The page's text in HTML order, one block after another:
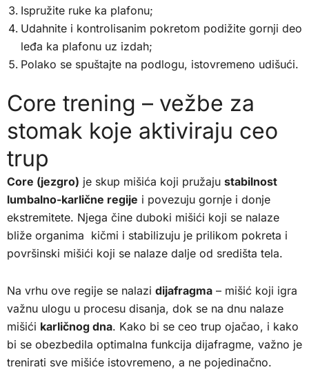
Ispružite ruke ka plafonu;
Udahnite i kontrolisanim pokretom podižite gornji deo
leđa ka plafonu uz izdah;
Polako se spuštajte na podlogu, istovremeno udišući.
Core trening – vežbe za
stomak koje aktiviraju ceo
trup
Core (jezgro) je skup mišića koji pružaju stabilnost
lumbalno-karlične regije i povezuju gornje i donje
ekstremitete. Njega čine duboki mišići koji se nalaze
bliže organima kičmi i stabilizuju je prilikom pokreta i
površinski mišići koji se nalaze dalje od središta tela.
Na vrhu ove regije se nalazi dijafragma – mišić koji igra
važnu ulogu u procesu disanja, dok se na dnu nalaze
mišići karličnog dna. Kako bi se ceo trup ojačao, i kako
bi se obezbedila optimalna funkcija dijafragme, važno je
trenirati sve mišiće istovremeno, a ne pojedinačno.